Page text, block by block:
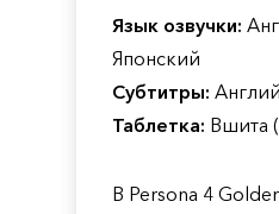
Язык озвучки:
Японский
Субтитры:
Таблетка: Вшита
В Persona 4